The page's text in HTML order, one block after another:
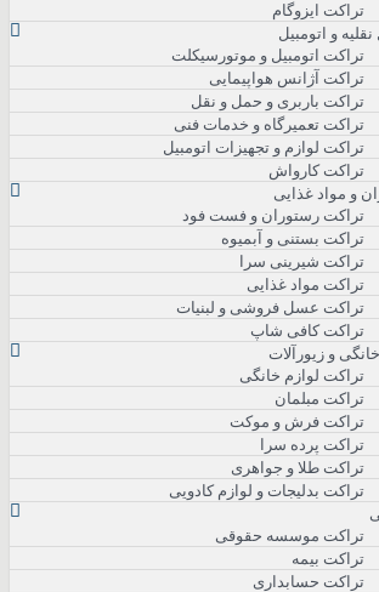
ایزوگام
اتومبیل
اتومبیل و موتورسیکلت
آژانس هواپیمایی
باربری و حمل و نقل
تعمیرگاه و خدمات فنی
لوازم و تجهیزات اتومبیل
کارواش
غذایی
رستوران و فست فود
بستنی و آبمیوه
شیرینی سرا
مواد غذایی
عسل فروشی و لبنیات
کافی شاپ
زیورآلات
لوازم خانگی
مبلمان
فرش و موکت
پرده سرا
طلا و جواهری
بدلیجات و لوازم کادویی
موسسه حقوقی
بیمه
حسابداری